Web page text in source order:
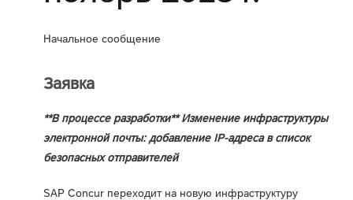
Начальное сообщение
Заявка
**В процессе разработки** Изменение инфраструктуры
электронной почты: добавление IP-адреса в список
безопасных отправителей
SAP Concur переходит на новую инфраструктуру